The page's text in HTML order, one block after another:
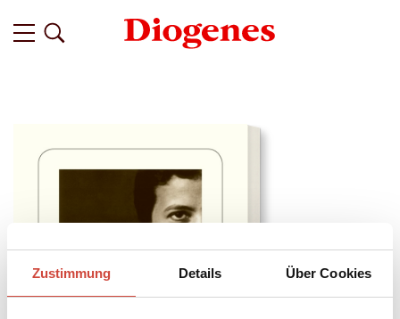
Zustimmung Details Über Cookies